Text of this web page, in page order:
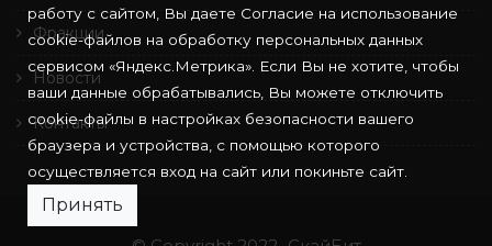
Фракции
Новости
Контакты
работу с сайтом, Вы даете Согласие на использование
cookie-файлов на обработку персональных данных
сервисом «Яндекс.Метрика». Если Вы не хотите, чтобы
ваши данные обрабатывались, Вы можете отключить
cookie-файлы в настройках безопасности вашего
браузера и устройства, с помощью которого
осуществляется вход на сайт или покиньте сайт.
Принять